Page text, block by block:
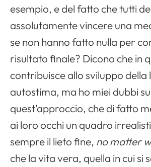
esempio, e del fatto che tutti
assolutamente vincere una
se non hanno fatto nulla per
risultato finale? Dicono che in
contribuisce allo sviluppo della
autostima, ma ho miei dubbi
quest’approccio, che di fatto
ai loro occhi un quadro
sempre il lieto fine, no matter
che la vita vera, quella in cui si